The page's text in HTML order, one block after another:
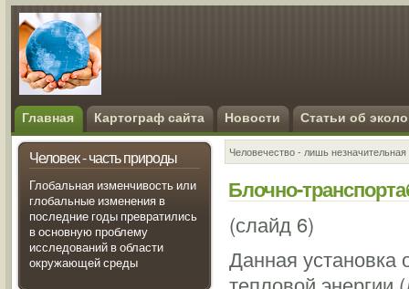
Главная Картограф сайта Новости Статьи об
Человек - часть природы
Глобальная изменчивость или
глобальные изменения в
последние годы превратились
в основную проблему
исследований в области
окружающей среды
Человечество - лишь
Блочно-
(слайд 6)
Данная установка